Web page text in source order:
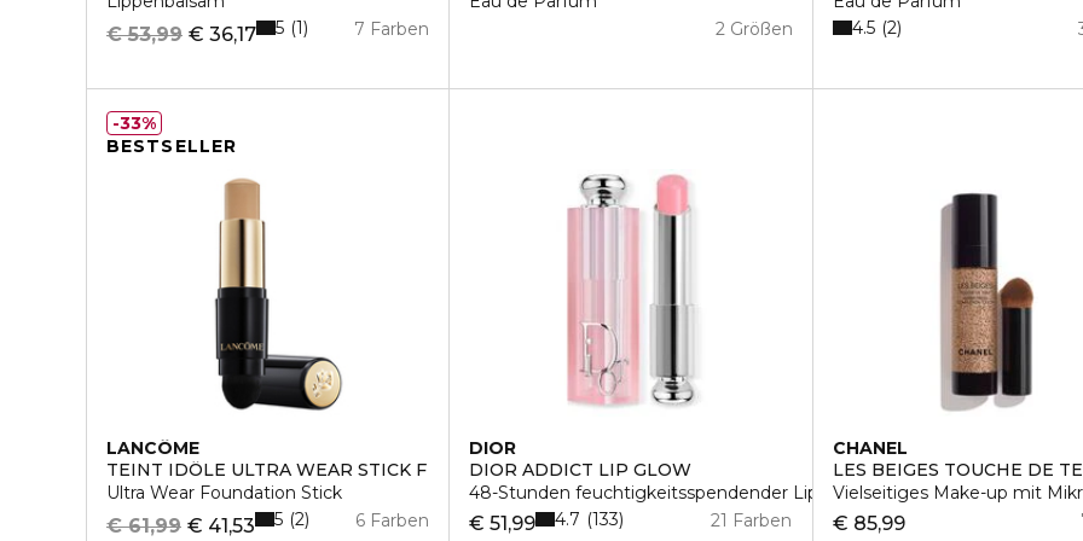
€ 36,17
€ 53,99 7 Farben
5 1
2 Größen
4.5 2
BESTSELLER
LANCÔME
TEINT IDÔLE ULTRA WEAR STICK F
Ultra Wear Foundation Stick
€ 41,53
€ 61,99 6 Farben
5 2
33%
DIOR
DIOR ADDICT LIP GLOW
48-Stunden feuchtigkeitsspendender Lippenbalsam
€ 51,99 21 Farben
4.7 133
CHANEL
LES BEIGES TOUCHE DE
Vielseitiges Make-up mit
€ 85,99